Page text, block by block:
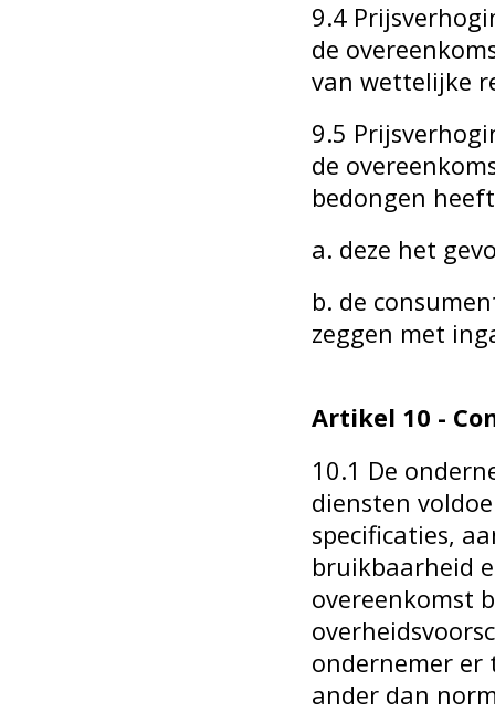
9.4
de
van wettelijke
9.5
de
bedongen
a. deze het
b. de
zeggen met
Artikel 10 -
10.1 De
diensten
specificaties,
bruikbaarheid
overeenkomst
ondernemer er
ander dan